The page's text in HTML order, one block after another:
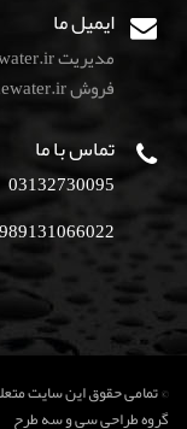
ایمیل ما
مدیریت info[at]alkalinewater.ir
فروش sales[at]alkalinewater.ir
تماس با ما
03132730095
989131066022
© تمامی حقوق این سایت
گروه طراحی سی و سه طرح